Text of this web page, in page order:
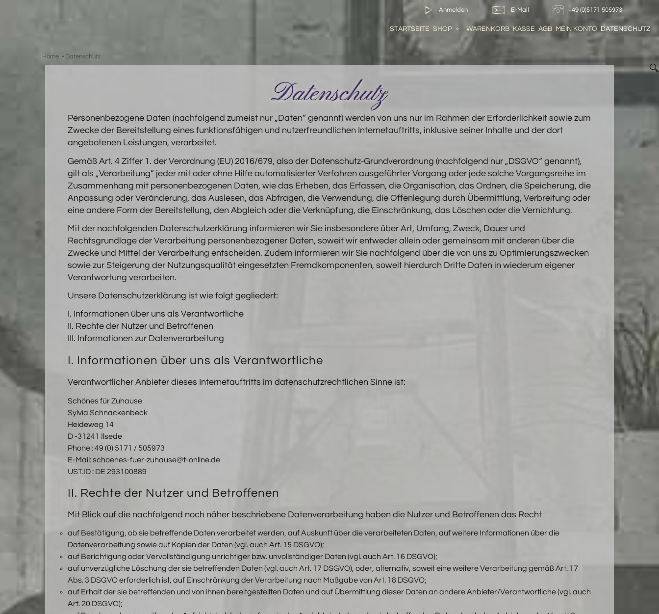
Anmelden E-Mail +49 (0)5171 505973
STARTSEITE SHOP WARENKORB KASSE AGB MEIN KONTO DATENSCHUTZ
Home • Datenschutz
🔍
Datenschutz
Personenbezogene Daten (nachfolgend zumeist nur „Daten“ genannt) werden von uns nur im Rahmen der Erforderlichkeit sowie zum
Zwecke der Bereitstellung eines funktionsfähigen und nutzerfreundlichen Internetauftritts, inklusive seiner Inhalte und der dort
angebotenen Leistungen, verarbeitet.
Gemäß Art. 4 Ziffer 1. der Verordnung (EU) 2016/679, also der Datenschutz-Grundverordnung (nachfolgend nur „DSGVO“ genannt),
gilt als „Verarbeitung“ jeder mit oder ohne Hilfe automatisierter Verfahren ausgeführter Vorgang oder jede solche Vorgangsreihe im
Zusammenhang mit personenbezogenen Daten, wie das Erheben, das Erfassen, die Organisation, das Ordnen, die Speicherung, die
Anpassung oder Veränderung, das Auslesen, das Abfragen, die Verwendung, die Offenlegung durch Übermittlung, Verbreitung oder
eine andere Form der Bereitstellung, den Abgleich oder die Verknüpfung, die Einschränkung, das Löschen oder die Vernichtung.
Mit der nachfolgenden Datenschutzerklärung informieren wir Sie insbesondere über Art, Umfang, Zweck, Dauer und
Rechtsgrundlage der Verarbeitung personenbezogener Daten, soweit wir entweder allein oder gemeinsam mit anderen über die
Zwecke und Mittel der Verarbeitung entscheiden. Zudem informieren wir Sie nachfolgend über die von uns zu Optimierungszwecken
sowie zur Steigerung der Nutzungsqualität eingesetzten Fremdkomponenten, soweit hierdurch Dritte Daten in wiederum eigener
Verantwortung verarbeiten.
Unsere Datenschutzerklärung ist wie folgt gegliedert:
I. Informationen über uns als Verantwortliche
II. Rechte der Nutzer und Betroffenen
III. Informationen zur Datenverarbeitung
I. Informationen über uns als Verantwortliche
Verantwortlicher Anbieter dieses Internetauftritts im datenschutzrechtlichen Sinne ist:
Schönes für Zuhause
Sylvia Schnackenbeck
Heideweg 14
D -31241 Ilsede
Phone : 49 (0) 5171 / 505973
E-Mail: schoenes-fuer-zuhause@t-online.de
UST.ID : DE 293100889
II. Rechte der Nutzer und Betroffenen
Mit Blick auf die nachfolgend noch näher beschriebene Datenverarbeitung haben die Nutzer und Betroffenen das Recht
auf Bestätigung, ob sie betreffende Daten verarbeitet werden, auf Auskunft über die verarbeiteten Daten, auf weitere Informationen über die
Datenverarbeitung sowie auf Kopien der Daten (vgl. auch Art. 15 DSGVO);
auf Berichtigung oder Vervollständigung unrichtiger bzw. unvollständiger Daten (vgl. auch Art. 16 DSGVO);
auf unverzügliche Löschung der sie betreffenden Daten (vgl. auch Art. 17 DSGVO), oder, alternativ, soweit eine weitere Verarbeitung gemäß Art. 17
Abs. 3 DSGVO erforderlich ist, auf Einschränkung der Verarbeitung nach Maßgabe von Art. 18 DSGVO;
auf Erhalt der sie betreffenden und von ihnen bereitgestellten Daten und auf Übermittlung dieser Daten an andere Anbieter/Verantwortliche (vgl. auch
Art. 20 DSGVO);